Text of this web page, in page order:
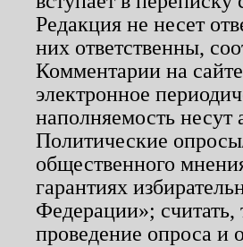
Редакция не несет
них ответственны,
Комментарии на
электронное
наполняемость несут
Политические
общественного
гарантиях
Федерации»; считать,
проведение опроса и